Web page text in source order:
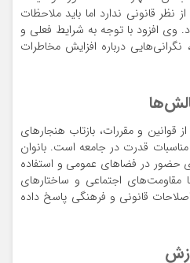
نظر قانونی ندارد اما باید ملاحظات
وی افزود با توجه به شرایط فعلی و
درباره افزایش مخاطرات
قوانین و مقررات، بازتاب هنجارهای
قدرت در جامعه است. بانوان
حضور در فضاهای عمومی و استفاده
مقاومت‌های اجتماعی و ساختارهای
قانونی و فرهنگی پاسخ داده